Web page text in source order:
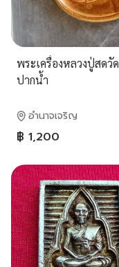
พระเครื่องหลวงปู่สดวัด
ปากน้ำ
อำนาจเจริญ
฿ 1,200